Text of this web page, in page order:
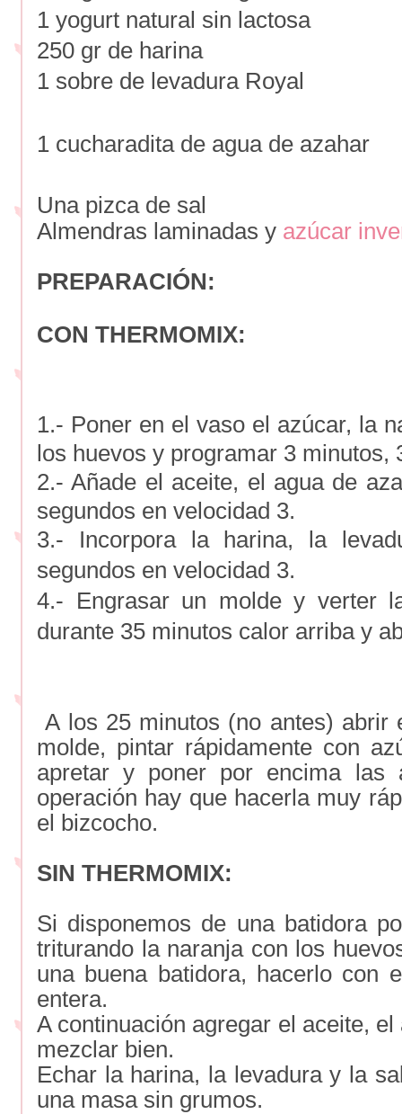
1 yogurt natural sin lactosa
250 gr de harina
1 sobre de levadura Royal
1 cucharadita de agua de azahar
Una pizca de sal
Almendras laminadas y azúcar
PREPARACIÓN:
CON THERMOMIX:
1.- Poner en el vaso el azúcar, la
los huevos y programar 3 minutos,
2.- Añade el aceite, el agua de
segundos en velocidad 3.
3.- Incorpora la harina, la
segundos en velocidad 3.
4.- Engrasar un molde y verter
durante 35 minutos calor arriba y
A los 25 minutos (no antes)
molde, pintar rápidamente con
apretar y poner por encima las
operación hay que hacerla muy
el bizcocho.
SIN THERMOMIX:
Si disponemos de una batidora
triturando la naranja con los
una buena batidora, hacerlo con
entera.
A continuación agregar el aceite,
mezclar bien.
Echar la harina, la levadura y la
una masa sin grumos.